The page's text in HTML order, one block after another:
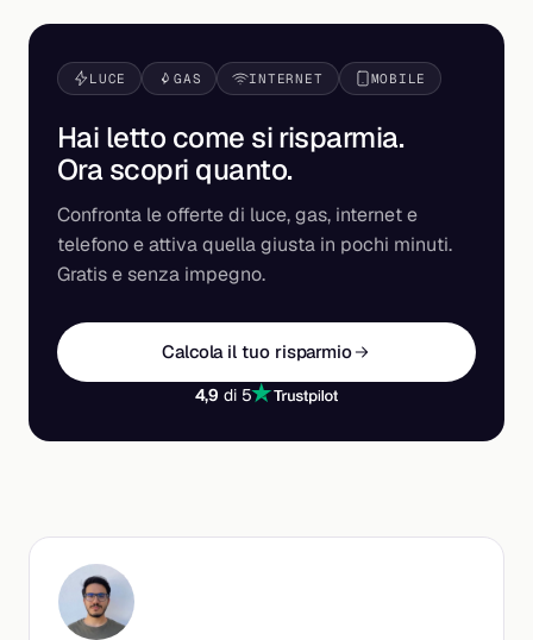
LUCE GAS INTERNET MOBILE
Hai letto come si risparmia.
Ora scopri quanto.
Confronta le offerte di luce, gas, internet e
telefono e attiva quella giusta in pochi minuti.
Gratis e senza impegno.
Calcola il tuo risparmio
4,9 di 5